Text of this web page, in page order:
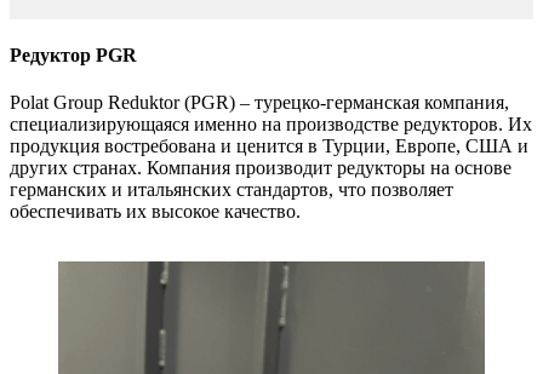
Редуктор PGR
Polat Group Reduktor (PGR) – турецко-германская компания,
специализирующаяся именно на производстве редукторов. Их
продукция востребована и ценится в Турции, Европе, США и
других странах. Компания производит редукторы на основе
германских и итальянских стандартов, что позволяет
обеспечивать их высокое качество.